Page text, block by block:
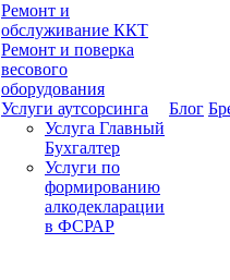
Ремонт и
обслуживание ККТ
Ремонт и поверка
весового
оборудования
Услуги аутсорсинга
Услуга Главный
Бухгалтер
Услуги по
формированию
алкодекларации
в ФСРАР
Блог